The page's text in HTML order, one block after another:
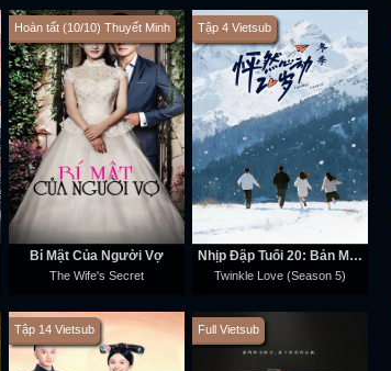
Hoàn tất (10/10) Thuyết Minh
Bí Mật Của Người Vợ
The Wife's Secret
Tập 4 Vietsub
Nhịp Đập Tuổi 20: Bản Mùa Đông (Phần 5)
Twinkle Love (Season 5)
Tập 14 Vietsub Full Vietsub